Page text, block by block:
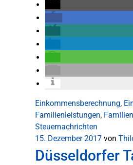
Einkommensberechnung,
Familienleistungen,
Steuernachrichten
15. Dezember 2017 von
Düsseldorfer